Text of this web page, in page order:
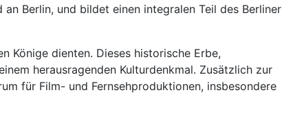
Berlin, und bildet einen integralen Teil des Berliner
Könige dienten. Dieses historische Erbe,
herausragenden Kulturdenkmal. Zusätzlich zur
für Film- und Fernsehproduktionen, insbesondere